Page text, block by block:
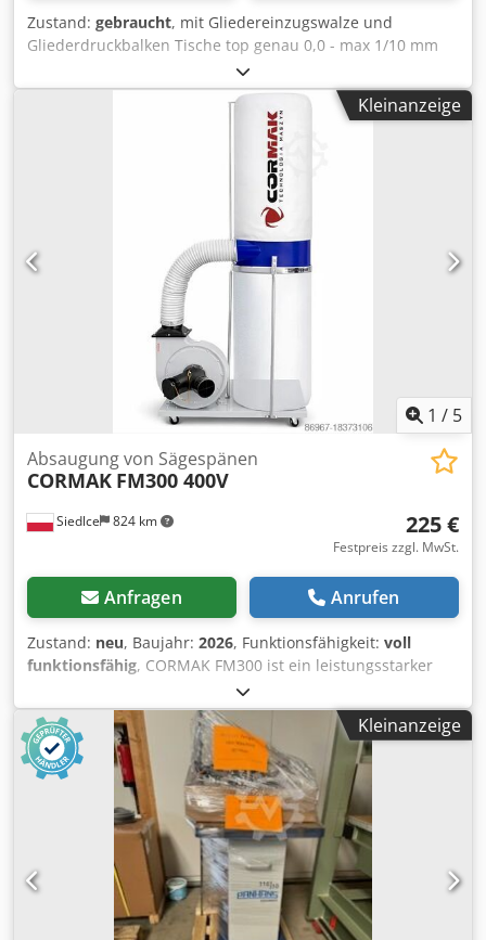
Zustand: gebraucht, mit Gliedereinzugswalze und
Gliederdruckbalken Tische top genau 0,0 - max 1/10 mm
Brück-Einweg-Wendemessersystem komplett eingestellt
gebraucht guter Zustand gereinigt funktionsgeprüft
teilweise überholt Fabrikat: Kölle Typ: HK63 Masch.-Nr.:
1409 Messeranzahl Stck.: 2 Vorschub m/min.: 2
Geschwindigkeiten Fügeleiste Tisch-Gleitwalzen
Gliederdruckbalken Gliedereinzugswalze Absaughaube
integriert Hobelbreite ca. mm: 630 Hobelhöhe ca. mm: 220
Tischlänge ca. mm: 2100 Absauganschluss mm: 160
Platzbedarf ca. L x B x H mm: 2200 x 1300 x 1400 Gewicht
ca. kg: 1200 Lagerort 97447 Gerolzhofen, frei verladen,
unverpackt Chjdjzd Hc Rspfx Akija Übergabe im Istzustand
wie besichtigt, ohne Garantie und Gewährleistung
Kleinanzeige
1 / 5
Siedlce 824 km
Absaugung von Sägespänen
CORMAK FM300 400V
225 €
Festpreis zzgl. MwSt.
Anfragen Anrufen
Zustand: neu, Baujahr: 2026, Funktionsfähigkeit: voll
funktionsfähig, CORMAK FM300 ist ein leistungsstarker
Späneabsauger, der für den intensiven Einsatz in
Schreinereien, Möbelwerkstätten und
Produktionsbetrieben konzipiert wurde. Dank eines 1,5 kW
Motors, eines dynamisch ausgewuchteten Laufrads und
einer robusten Stahlkonstruktion bietet das Gerät eine
zuverlässige Absaugung von Spänen, Sägemehl und Staub
mit einer Leistung von bis zu 2530 m³/h. Es ist eine Lösung,
die auf die Bedürfnisse von Profis zugeschnitten ist, die
Wert auf Leistung, Langlebigkeit und Betriebsstabilität
legen. Hauptvorteile der Maschine Hohe Absaugleistung –
2530 m³/h, ermöglicht den gleichzeitigen Betrieb mehrerer
Kleinanzeige